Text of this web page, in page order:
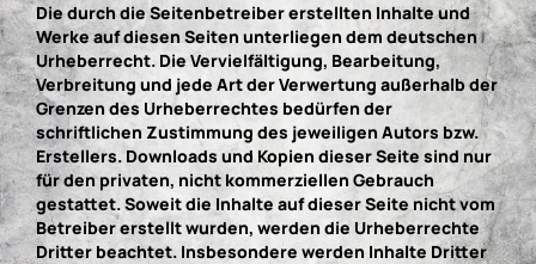
Die durch die Seitenbetreiber erstellten Inhalte und
Werke auf diesen Seiten unterliegen dem deutschen
Urheberrecht. Die Vervielfältigung, Bearbeitung,
Verbreitung und jede Art der Verwertung außerhalb der
Grenzen des Urheberrechtes bedürfen der
schriftlichen Zustimmung des jeweiligen Autors bzw.
Erstellers. Downloads und Kopien dieser Seite sind nur
für den privaten, nicht kommerziellen Gebrauch
gestattet. Soweit die Inhalte auf dieser Seite nicht vom
Betreiber erstellt wurden, werden die Urheberrechte
Dritter beachtet. Insbesondere werden Inhalte Dritter